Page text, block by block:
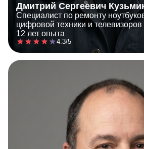
Дмитрий Сергеевич
Специалист по ремонту
цифровой техники и телевизоров
12 лет опыта
4.3/5